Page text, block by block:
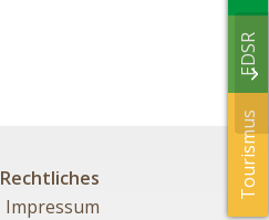
Tourismus
EDSR
Rechtliches
Impressum